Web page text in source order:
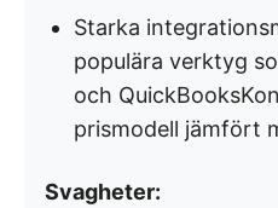
Starka
populära verktyg
och
prismodell jämfört
Svagheter: